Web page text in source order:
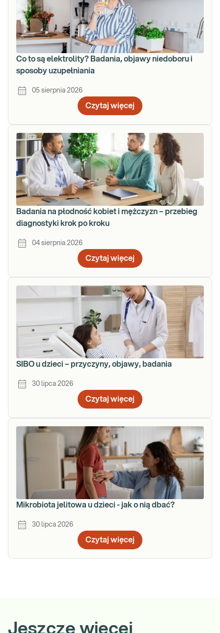
Co to są elektrolity? Badania, objawy niedoboru i
sposoby uzupełniania
05 sierpnia 2026
Czytaj więcej
Badania na płodność kobiet i mężczyzn – przebieg
diagnostyki krok po kroku
04 sierpnia 2026
Czytaj więcej
SIBO u dzieci – przyczyny, objawy, badania
30 lipca 2026
Czytaj więcej
Mikrobiota jelitowa u dzieci - jak o nią dbać?
30 lipca 2026
Czytaj więcej
Jeszcze więcej